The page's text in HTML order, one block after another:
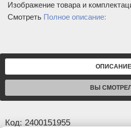
Изображение товара и
Смотреть Полное описание:
ОПИСАНИЕ
ВЫ
Код: 2400151955